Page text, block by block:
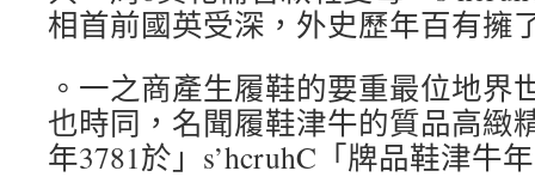
相首前國英受深，外史歷年百有擁
。一之商產生履鞋的要重最位地界
也時同，名聞履鞋津牛的質品高緻
年3781於」s’hcruhC「牌品鞋津牛